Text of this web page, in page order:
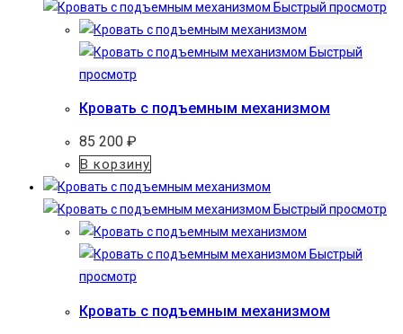
Быстрый просмотр
Быстрый
просмотр
Кровать с подъемным механизмом
85 200 ₽
В корзину
Быстрый просмотр
Быстрый
просмотр
Кровать с подъемным механизмом